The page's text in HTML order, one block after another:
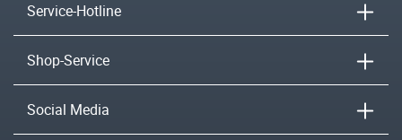
Service-Hotline
Shop-Service
Social Media